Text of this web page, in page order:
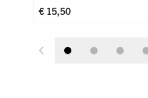
€ 15,50